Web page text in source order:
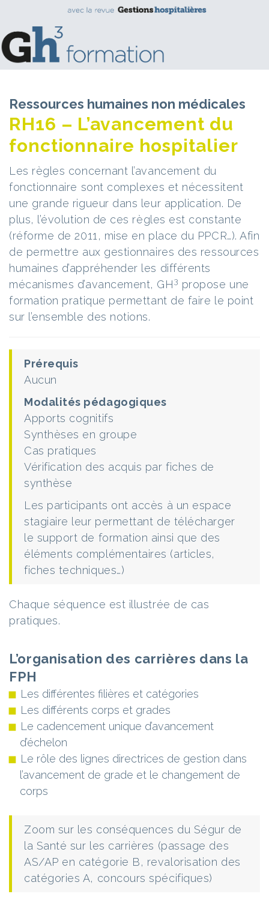
Ressources humaines non médicales
RH16 – L’avancement du
fonctionnaire hospitalier
Les règles concernant l’avancement du
fonctionnaire sont complexes et nécessitent
une grande rigueur dans leur application. De
plus, l’évolution de ces règles est constante
(réforme de 2011, mise en place du PPCR…). Afin
de permettre aux gestionnaires des ressources
humaines d’appréhender les différents
mécanismes d’avancement, GH3 propose une
formation pratique permettant de faire le point
sur l’ensemble des notions.
Prérequis
Aucun
Modalités pédagogiques
Apports cognitifs
Synthèses en groupe
Cas pratiques
Vérification des acquis par fiches de
synthèse
Les participants ont accès à un espace
stagiaire leur permettant de télécharger
le support de formation ainsi que des
éléments complémentaires (articles,
fiches techniques…)
Chaque séquence est illustrée de cas
pratiques.
L’organisation des carrières dans la
FPH
Les différentes filières et catégories
Les différents corps et grades
Le cadencement unique d’avancement
d’échelon
Le rôle des lignes directrices de gestion dans
l’avancement de grade et le changement de
corps
Zoom sur les conséquences du Ségur de
la Santé sur les carrières (passage des
AS/AP en catégorie B, revalorisation des
catégories A, concours spécifiques)